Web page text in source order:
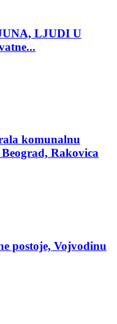
LJUDI U
komunalnu
Rakovica
postoje, Vojvodinu